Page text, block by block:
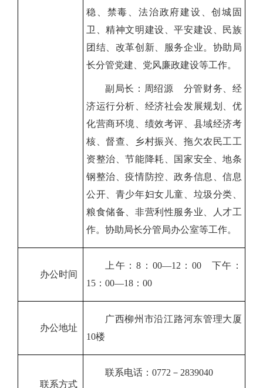
稳、禁毒、法治政府建设、创城固
卫、精神文明建设、平安建设、民族
团结、改革创新、
服务企业。协助局
长分管党建、党风廉政建设等工作。
副局长：周绍源 分管财务、经
济运行分析、经济社会发展规划、 优
化营商环境、绩效考评、县域经济考
核、督查、
乡村振兴、拖欠农民工工
资整治、节能降耗、国家安全、地条
钢整治、疫情防控、政务信息、信息
公开、 青少年妇女儿童、 垃圾分类、
粮食储备、 非营利性服务业 、人才工
作。协助局长分管局办公室等工作。
办公时间
上午：8：00—12：00
下午：
15：00—18：00
办公地址
广西柳州市沿江路河东管理大厦
10楼
联系方式
联系电话： 0772－2839040